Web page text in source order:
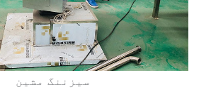
سیزننگ مشین